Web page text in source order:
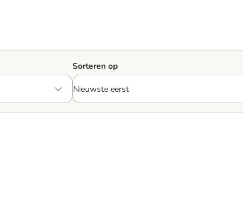
Sorteren op